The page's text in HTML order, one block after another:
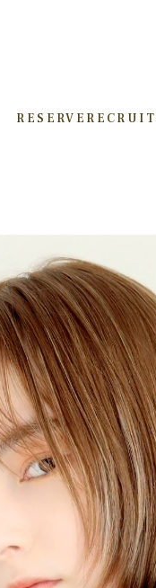
RESERVE RECRUIT